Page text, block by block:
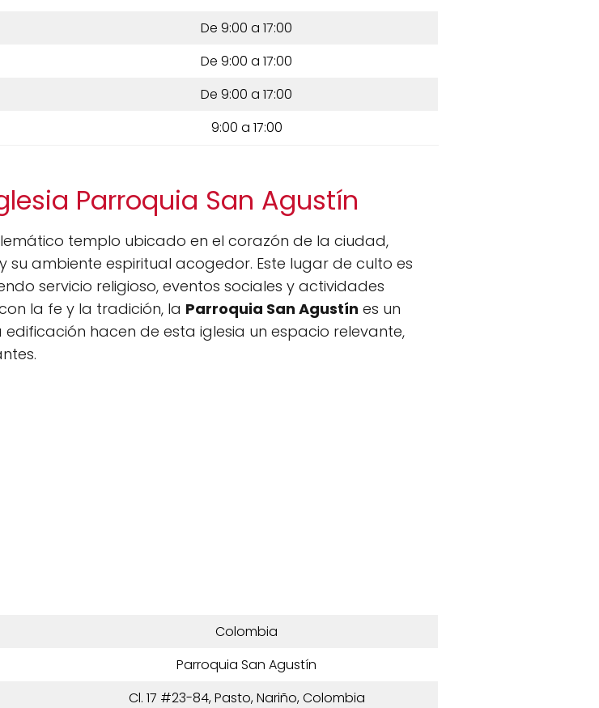
De 9:00 a 17:00
De 9:00 a 17:00
De 9:00 a 17:00
9:00 a 17:00
Parroquia San Agustín
templo ubicado en el corazón de la ciudad,
ambiente espiritual acogedor. Este lugar de culto es
servicio religioso, eventos sociales y actividades
la fe y la tradición, la Parroquia San Agustín es un
hacen de esta iglesia un espacio relevante,
Colombia
Parroquia San Agustín
Cl. 17 #23-84, Pasto, Nariño, Colombia